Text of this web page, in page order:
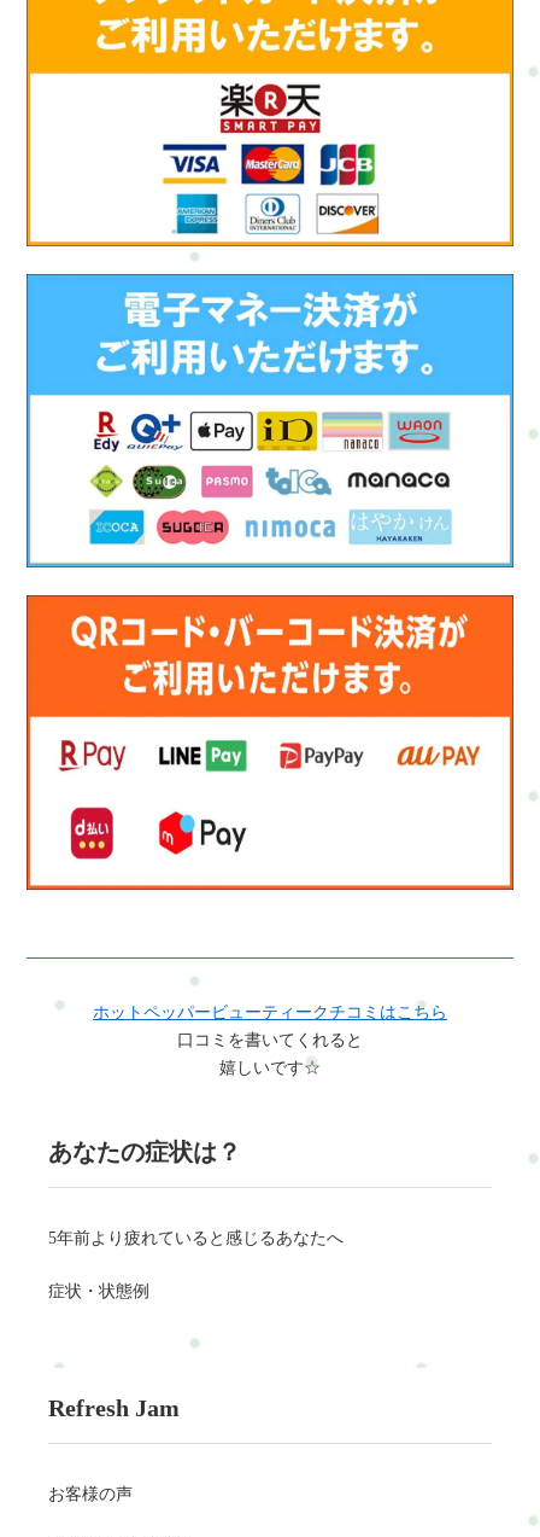
ホットペッパービューティークチコミはこちら
口コミを書いてくれると
嬉しいです☆
あなたの症状は？
5年前より疲れていると感じるあなたへ
症状・状態例
Refresh Jam
お客様の声